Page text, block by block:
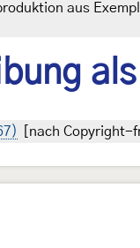
aus
[nach Copyright-